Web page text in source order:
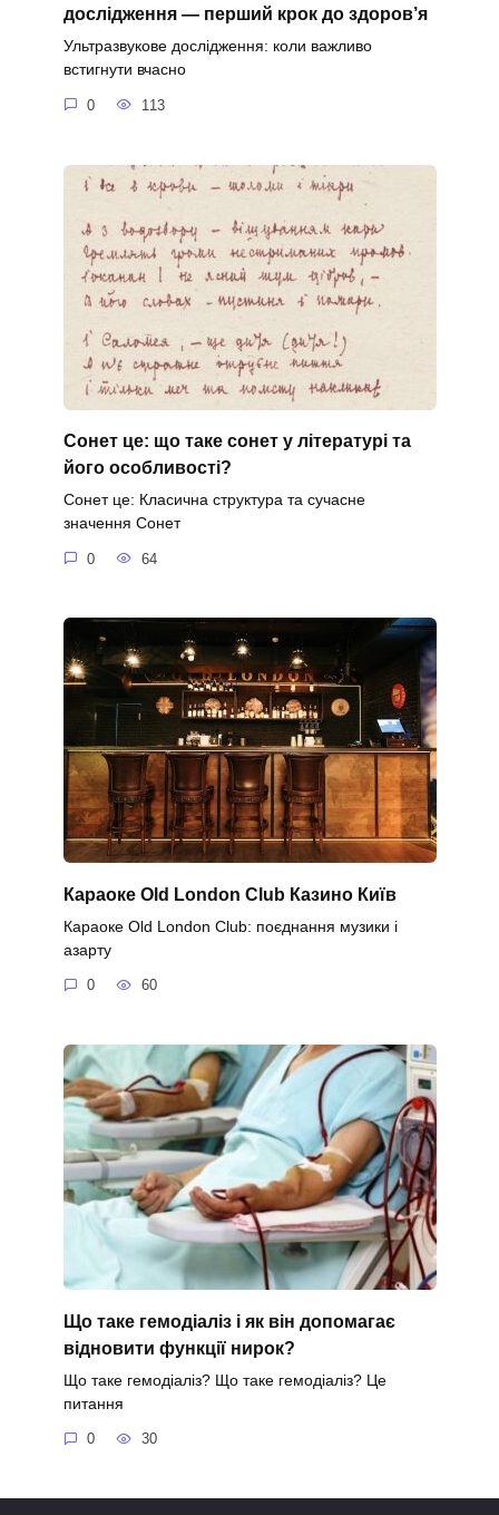
дослідження — перший крок до здоров’я
Ультразвукове дослідження: коли важливо
встигнути вчасно
0 113
Сонет це: що таке сонет у літературі та
його особливості?
Сонет це: Класична структура та сучасне
значення Сонет
0 64
Караоке Old London Club Казино Київ
Караоке Old London Club: поєднання музики і
азарту
0 60
Що таке гемодіаліз і як він допомагає
відновити функції нирок?
Що таке гемодіаліз? Що таке гемодіаліз? Це
питання
0 30